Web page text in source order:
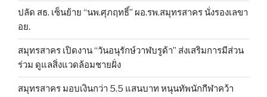
ปลัด สธ. เซ็นย้าย “นพ.ศุภฤทธิ์” ผอ.รพ.สมุทรสาคร นั่งรองเลขา
อย.
สมุทรสาคร เปิดงาน “วันอนุรักษ์วาฬบรูด้า” ส่งเสริมการมีส่วน
ร่วม ดูแลสิ่งแวดล้อมชายฝั่ง
สมุทรสาคร มอบเงินกว่า 5.5 แสนบาท หนุนทัพนักกีฬาคว้า